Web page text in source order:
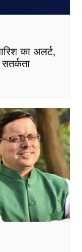
का अलर्ट,